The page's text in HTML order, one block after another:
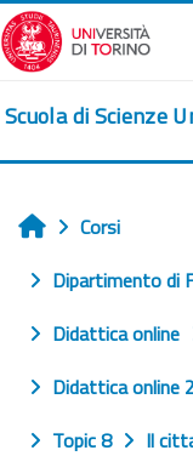
Vai al contenuto
Scuola di Scienze
Home
Corsi
Dipartimento di
Didattica online
Didattica online
Topic 8
Il